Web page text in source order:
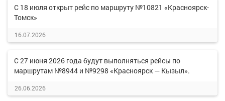
С 18 июля открыт рейс по маршруту №10821 «Красноярск-
Томск»
16.07.2026
С 27 июня 2026 года будут выполняться рейсы по
маршрутам №8944 и №9298 «Красноярск — Кызыл».
26.06.2026